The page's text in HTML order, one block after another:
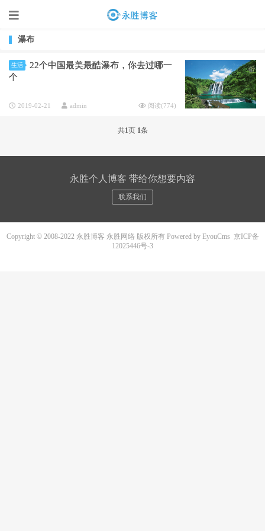
瀑布
生活
22个中国最美最酷瀑布，你去过哪一
个
2019-02-21 admin 阅读(774)
共1页 1条
永胜个人博客 带给你想要内容
联系我们
Copyright © 2008-2022 永胜博客 永胜网络 版权所有Powered by EyouCms 京ICP备
12025446号-3